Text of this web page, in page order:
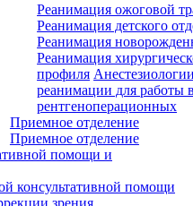
Реанимация ожоговой
Реанимация детского
Реанимация
Реанимация
профиля
реанимации для работы
рентгеноперационных
Приемное отделение
Приемное отделение
помощи и
консультативной помощи
зрения